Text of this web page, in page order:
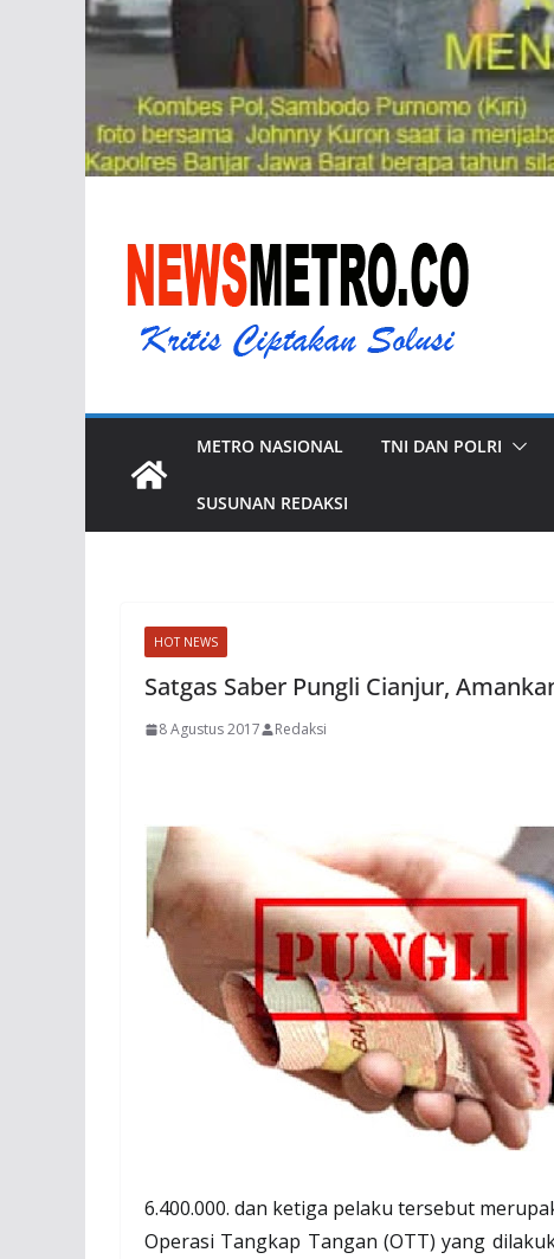
METRO NASIONAL TNI DAN POLRI
SUSUNAN REDAKSI
HOT NEWS
Satgas Saber Pungli Cianjur,
8 Agustus 2017 Redaksi
6.400.000. dan ketiga pelaku tersebut
Operasi Tangkap Tangan (OTT) yang